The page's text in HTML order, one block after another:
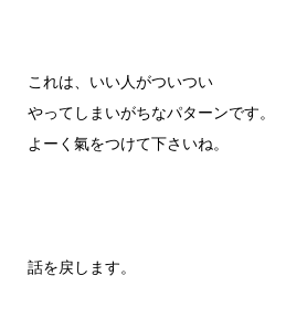
これは、いい人がついつい
やってしまいがちなパターンです。
よーく氣をつけて下さいね。
話を戻します。